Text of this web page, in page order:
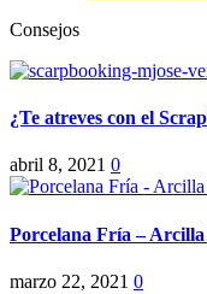
Consejos
¿Te atreves con el
abril 8, 2021 0
Porcelana Fría –
marzo 22, 2021 0